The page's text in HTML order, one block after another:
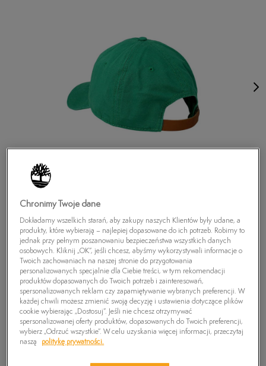
TIMBERLAND CZAPKA EMBROIDERED LOGO
BASEBALL CAP
59,99zł
Chronimy Twoje dane
Dokładamy wszelkich starań, aby zakupy naszych Klientów były udane, a
produkty, które wybierają – najlepiej dopasowane do ich potrzeb. Robimy to
jednak przy pełnym poszanowaniu bezpieczeństwa wszystkich danych
osobowych. Kliknij „OK”, jeśli chcesz, abyśmy wykorzystywali informacje o
Twoich zachowaniach na naszej stronie do przygotowania
personalizowanych specjalnie dla Ciebie treści, w tym rekomendacji
produktów dopasowanych do Twoich potrzeb i zainteresowań,
spersonalizowanych reklam czy zapamiętywanie wybranych preferencji. W
każdej chwili możesz zmienić swoją decyzję i ustawienia dotyczące plików
cookie wybierając „Dostosuj”. Jeśli nie chcesz otrzymywać
spersonalizowanej oferty produktów, dopasowanych do Twoich preferencji,
wybierz „Odrzuć wszystkie”. W celu uzyskania więcej informacji, przeczytaj
naszą
politykę prywatności.